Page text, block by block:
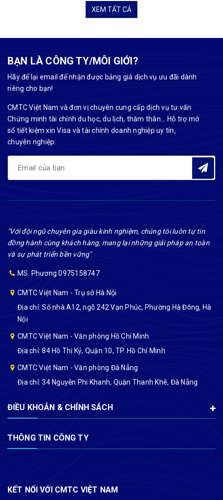
XEM TẤT CẢ
BẠN LÀ CÔNG TY/MÔI GIỚI?
Hãy để lại email để nhận được bảng giá dịch vụ ưu đãi dành
riêng cho bạn!
CMTC Việt Nam và đơn vị chuyên cung cấp dịch vụ tư vấn
Chứng minh tài chính du học, du lịch, thăm thân... Hỗ trợ mở
sổ tiết kiệm xin Visa và tài chính doanh nghiệp uy tín,
chuyên nghiệp.
"Với đội ngũ chuyên gia giàu kinh nghiệm, chúng tôi luôn tự tin
đồng hành cùng khách hàng, mang lại những giải pháp an toàn
và sự phát triển bền vững"
MS. Phương 0975158747
CMTC Việt Nam - Trụ sở Hà Nội
Địa chỉ: Số nhà A12, ngõ 242 Vạn Phúc, Phường Hà Đông, Hà
Nội
CMTC Việt Nam - Văn phòng Hồ Chí Minh
Địa chỉ: 84 Hồ Thị Kỷ, Quận 10, TP. Hồ Chí Minh
CMTC Việt Nam - Văn phòng Đà Nẵng
Địa chỉ: 34 Nguyễn Phi Khanh, Quận Thanh Khê, Đà Nẵng
ĐIỀU KHOẢN & CHÍNH SÁCH
THÔNG TIN CÔNG TY
KẾT NỐI VỚI CMTC VIỆT NAM